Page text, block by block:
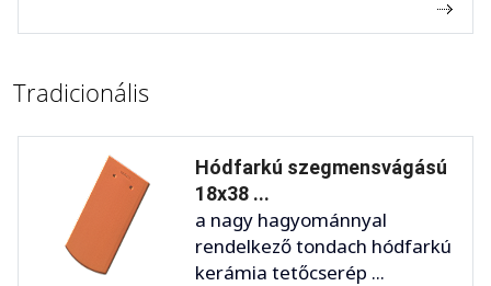
Tradicionális
Hódfarkú szegmensvágású
18x38 ...
a nagy hagyománnyal
rendelkező tondach hódfarkú
kerámia tetőcserép ...